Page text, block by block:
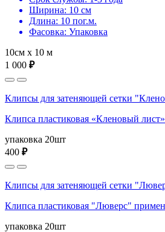
Ширина: 10 см
Длина: 10 пог.м.
Фасовка: Упаковка
10см х 10 м
1 000 ₽
Клипсы для затеняющей сетки
Клипса пластиковая «Кленовый
упаковка 20шт
400 ₽
Клипсы для затеняющей сетки
Клипса пластиковая "Люверс"
упаковка 20шт